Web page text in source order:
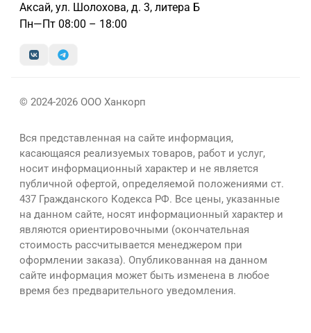
Аксай, ул. Шолохова, д. 3, литера Б
Пн—Пт 08:00 – 18:00
© 2024-2026 ООО Ханкорп
Вся представленная на сайте информация,
касающаяся реализуемых товаров, работ и услуг,
носит информационный характер и не является
публичной офертой, определяемой положениями ст.
437 Гражданского Кодекса РФ. Все цены, указанные
на данном сайте, носят информационный характер и
являются ориентировочными (окончательная
стоимость рассчитывается менеджером при
оформлении заказа). Опубликованная на данном
сайте информация может быть изменена в любое
время без предварительного уведомления.